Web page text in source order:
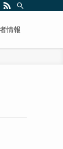
ております。
情報